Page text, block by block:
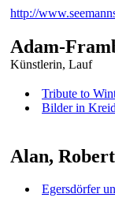
http://
Adam-
Künstlerin, Lauf
Tribute to
Bilder in
Alan, Robert
Egersdörfer